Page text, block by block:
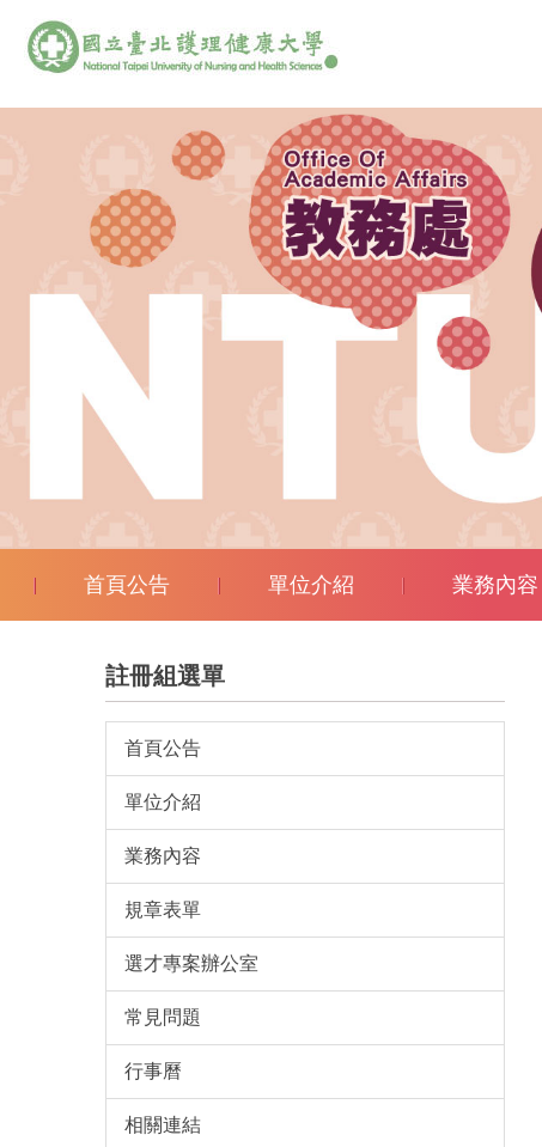
首頁公告 單位介紹 業務內容
註冊組選單
首頁公告
單位介紹
業務內容
規章表單
選才專案辦公室
常見問題
行事曆
相關連結